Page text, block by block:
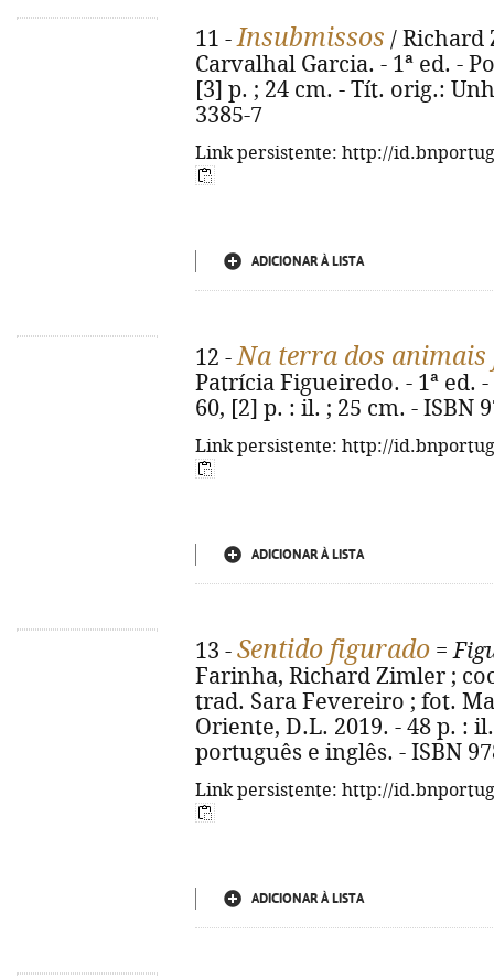
11 -Insubmissos / Richard
Carvalhal Garcia. - 1ª ed. -
[3] p. ; 24 cm. - Tít. orig.:
3385-7
Link persistente: http://
ADICIONAR À LISTA
12 -Na terra dos animais
Patrícia Figueiredo. - 1ª ed.
60, [2] p. : il. ; 25 cm. - ISBN
Link persistente: http://
ADICIONAR À LISTA
13 - Sentido figurado =
Farinha, Richard Zimler ;
trad. Sara Fevereiro ; fot.
Oriente, D.L. 2019. - 48 p. :
português e inglês. - ISBN
Link persistente: http://
ADICIONAR À LISTA